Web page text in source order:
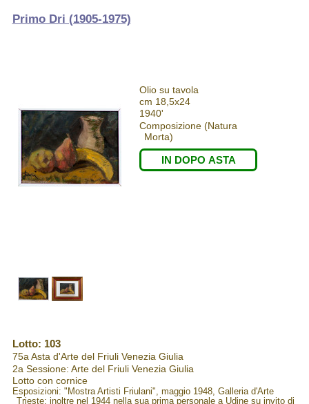
Primo Dri (1905-1975)
Olio su tavola
cm 18,5x24
1940'
Composizione (Natura
Morta)
IN DOPO ASTA
Lotto: 103
75a Asta d'Arte del Friuli Venezia Giulia
2a Sessione: Arte del Friuli Venezia Giulia
Lotto con cornice
Esposizioni: "Mostra Artisti Friulani", maggio 1948, Galleria d'Arte
Trieste; inoltre nel 1944 nella sua prima personale a Udine su invito di